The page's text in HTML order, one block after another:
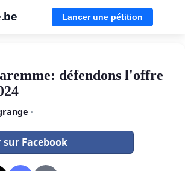
Lancer une pétition
défendons l'offre
·
sur Facebook